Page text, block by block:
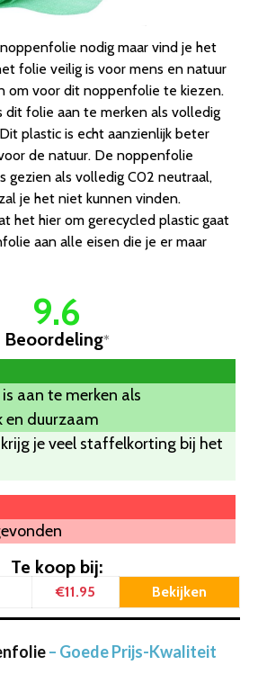
nodig maar vind je het
folie veilig is voor mens en natuur
om voor dit noppenfolie te kiezen.
dit folie aan te merken als volledig
plastic is echt aanzienlijk beter
de natuur. De noppenfolie
gezien als volledig C02 neutraal,
je het niet kunnen vinden.
het hier om gerecycled plastic gaat
aan alle eisen die je er maar
9.6
Beoordeling*
aan te merken als
en duurzaam
je veel staffelkorting bij het
Te koop bij:
€11.95 Bekijken
– Goede Prijs-Kwaliteit